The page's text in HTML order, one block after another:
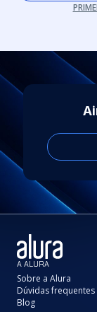
A ALURA
Sobre a Alura
Dúvidas frequentes
Blog